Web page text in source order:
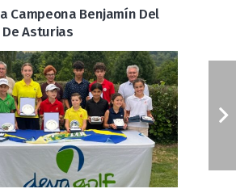
Campeona Benjamín Del
Asturias